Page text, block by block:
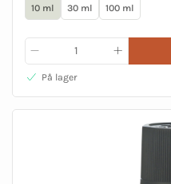
10 ml 30 ml 100 ml
På lager